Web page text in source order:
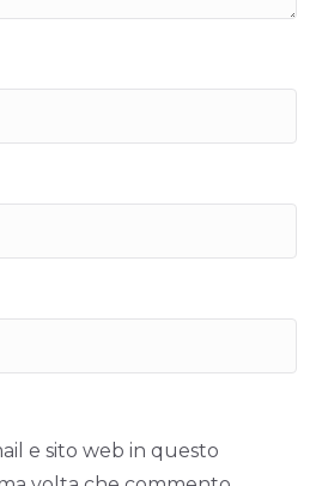
e sito web in questo